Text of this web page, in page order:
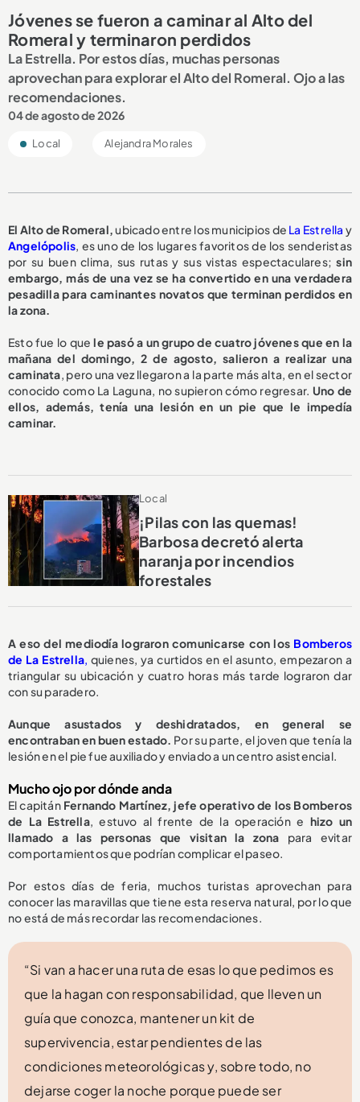
Jóvenes se fueron a caminar al Alto del
Romeral y terminaron perdidos
La Estrella. Por estos días, muchas personas
aprovechan para explorar el Alto del Romeral. Ojo a las
recomendaciones.
04 de agosto de 2026
Local Alejandra Morales
El Alto de Romeral, ubicado entre los municipios de La Estrella y
Angelópolis , es uno de los lugares favoritos de los senderistas
por su buen clima, sus rutas y sus vistas espectaculares;sin
embargo, más de una vez se ha convertido en una verdadera
pesadilla para caminantes novatos que terminan perdidos en
la zona.
Esto fue lo quele pasó a un grupo de cuatro jóvenes que en la
mañana del domingo, 2 de agosto, salieron a realizar una
caminata , pero una vez llegaron a la parte más alta, en el sector
conocido como La Laguna, no supieron cómo regresar. Uno de
ellos, además, tenía una lesión en un pie que le impedía
caminar.
Local
¡Pilas con las quemas!
Barbosa decretó alerta
naranja por incendios
forestales
A eso del mediodía lograron comunicarse con los Bomberos
de La Estrella, quienes, ya curtidos en el asunto, empezaron a
triangular su ubicación y cuatro horas más tarde lograron dar
con su paradero.
Aunque asustados y deshidratados, en general se
encontraban en buen estado. Por su parte, el joven que tenía la
lesión en el pie fue auxiliado y enviado a un centro asistencial.
Mucho ojo por dónde anda
El capitánFernando Martínez, jefe operativo de los Bomberos
de La Estrella, estuvo al frente de la operación e hizo un
llamado a las personas que visitan la zona para evitar
comportamientos que podrían complicar el paseo.
Por estos días de feria, muchos turistas aprovechan para
conocer las maravillas que tiene esta reserva natural, por lo que
no está de más recordar las recomendaciones.
“Si van a hacer una ruta de esas lo que pedimos es
que la hagan con responsabilidad, que lleven un
guía que conozca, mantener un kit de
supervivencia, estar pendientes de las
condiciones meteorológicas y, sobre todo, no
dejarse coger la noche porque puede ser